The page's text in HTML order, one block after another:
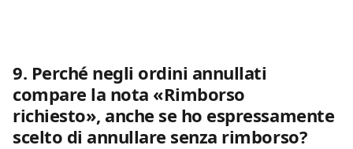
9. Perché negli ordini annullati
compare la nota «Rimborso
richiesto», anche se ho espressamente
scelto di annullare senza rimborso?